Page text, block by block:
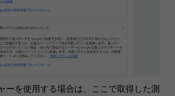
ーを使用する場合は、ここで取得した測